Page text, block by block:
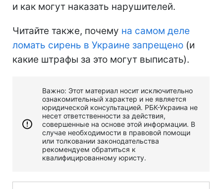
и как могут наказать нарушителей.
Читайте также, почему на самом деле
ломать сирень в Украине запрещено (и
какие штрафы за это могут выписать).
Важно: Этот материал носит исключительно
ознакомительный характер и не является
юридической консультацией. РБК-Украина не
несет ответственности за действия,
совершенные на основе этой информации. В
случае необходимости в правовой помощи
или толковании законодательства
рекомендуем обратиться к
квалифицированному юристу.